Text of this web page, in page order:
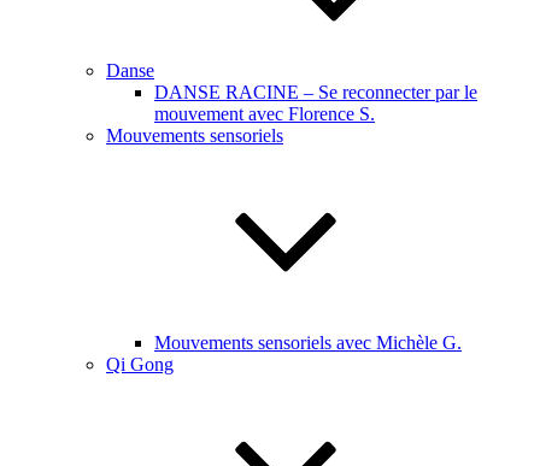
Danse
DANSE RACINE – Se reconnecter par le
mouvement avec Florence S.
Mouvements sensoriels
Mouvements sensoriels avec Michèle G.
Qi Gong